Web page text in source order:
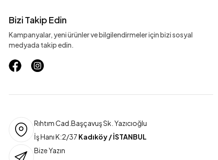
Bizi Takip Edin
Kampanyalar, yeni ürünler ve bilgilendirmeler için bizi sosyal
medyada takip edin.
Rıhtım Cad.Başçavuş Sk. Yazıcıoğlu
İş Hanı K:2/37 Kadıköy / İSTANBUL
Bize Yazın